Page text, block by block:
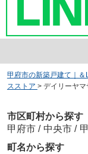
甲府市の新築戸建て｜＆
スストア > デイリーヤ
市区町村から探す
甲府市 / 中央市 /
町名から探す